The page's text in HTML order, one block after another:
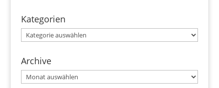
Kategorien
Kategorien
Archive
Archive